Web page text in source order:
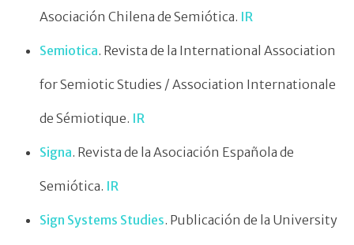
Asociación Chilena de Semiótica. IR
Semiotica. Revista de la International Association
for Semiotic Studies / Association Internationale
de Sémiotique. IR
Signa. Revista de la Asociación Española de
Semiótica. IR
Sign Systems Studies. Publicación de la University